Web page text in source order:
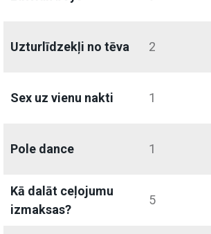
Uzturlīdzekļi no tēva 2
Sex uz vienu nakti 1
Pole dance 1
Kā dalāt ceļojumu
izmaksas?
5